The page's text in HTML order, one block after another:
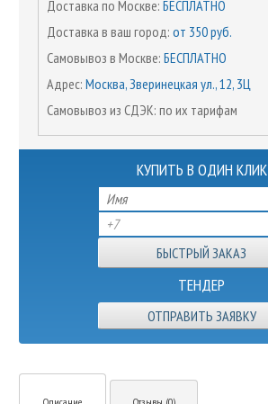
Доставка по Москве: БЕСПЛАТНО
Доставка в ваш город: от 350 руб.
Самовывоз в Москве: БЕСПЛАТНО
Адрес: Москва, Зверинецкая ул., 12, 3Ц
Самовывоз из СДЭК: по их тарифам
КУПИТЬ В ОДИН КЛИК
ТЕНДЕР
ОТПРАВИТЬ ЗАЯВКУ